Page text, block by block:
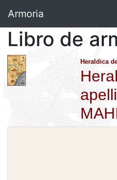
Armoria
Libro de
Heraldica